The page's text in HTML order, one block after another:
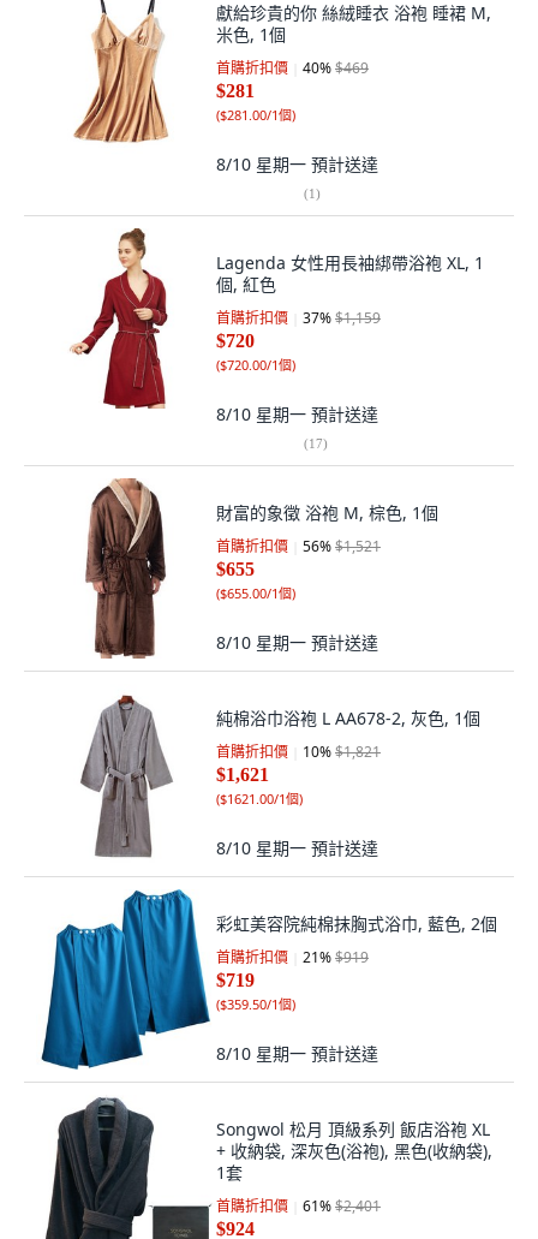
獻給珍貴的你 絲絨睡衣 浴袍 睡裙 M,
米色, 1個
首購折扣價 40%$469
$281
($281.00/1個)
8/10 星期一 預計送達
(1)
Lagenda 女性用長袖綁帶浴袍 XL, 1
個, 紅色
首購折扣價 37%$1,159
$720
($720.00/1個)
8/10 星期一 預計送達
(17)
財富的象徵 浴袍 M, 棕色, 1個
首購折扣價 56%$1,521
$655
($655.00/1個)
8/10 星期一 預計送達
純棉浴巾浴袍 L AA678-2, 灰色, 1個
首購折扣價 10%$1,821
$1,621
($1621.00/1個)
8/10 星期一 預計送達
彩虹美容院純棉抹胸式浴巾, 藍色, 2個
首購折扣價 21%$919
$719
($359.50/1個)
8/10 星期一 預計送達
Songwol 松月 頂級系列 飯店浴袍 XL
+ 收納袋, 深灰色(浴袍), 黑色(收納袋),
1套
首購折扣價 61%$2,401
$924